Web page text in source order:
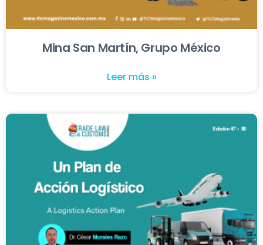
Mina San Martín, Grupo México
Leer más »